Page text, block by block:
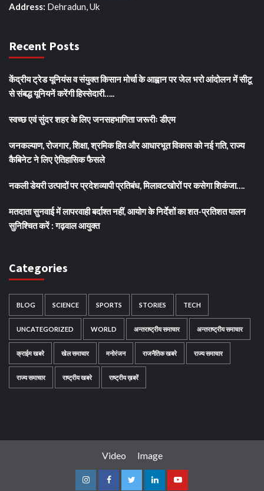
Address: Dehradun, Uk
Recent Posts
केंद्रीय ट्रेड यूनियंस व संयुक्त किसान मोर्चा के आह्वान पर जेल भरो आंदोलन में सीटू
से संबद्ध यूनियनें करेंगी हिस्सेदारी…..
स्वच्छ एवं सुंदर शहर के लिए जनसहभागिता जरूरीः डीएम
जनकल्याण, रोजगार, शिक्षा, श्रमिक हित और आधारभूत विकास को नई गति, राज्य
कैबिनेट ने लिए ऐतिहासिक फैसले
नकली डेयरी उत्पादों पर प्रदेशव्यापी प्रतिबंध, मिलावटखोरों पर कसेगा शिकंजा….
मतदाता सुनवाई में लापरवाही बर्दाश्त नहीं, आयोग के निर्देशों का शत-प्रतिशत पालन
सुनिश्चित करें : गढ़वाल आयुक्त
Categories
BLOG SCIENCE SPORTS STORIES TECH
UNCATEGORIZED WORLD अन्तराष्ट्रीय समाचार अन्तराष्ट्रीय समाचार
क्राईम खबरे खेल समाचार मनोरंजन राजनैतिक खबरे राज्य समाचार
राज्य समाचार राष्ट्रीय खबरे राष्ट्रीय ख़बरें
Video Image
InstagramFacebookTwitterLinkedinYoutube